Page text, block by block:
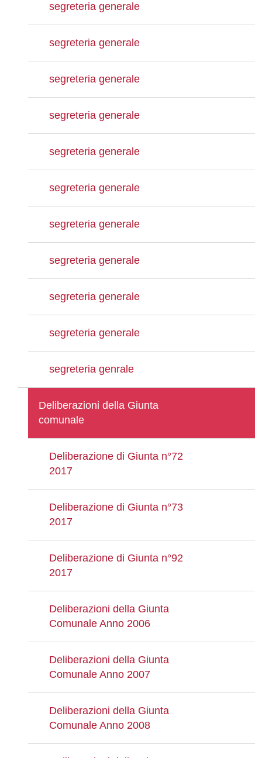
segreteria generale
segreteria generale
segreteria generale
segreteria generale
segreteria generale
segreteria generale
segreteria generale
segreteria generale
segreteria generale
segreteria generale
segreteria genrale
Deliberazioni della Giunta
comunale
Deliberazione di Giunta n°72
2017
Deliberazione di Giunta n°73
2017
Deliberazione di Giunta n°92
2017
Deliberazioni della Giunta
Comunale Anno 2006
Deliberazioni della Giunta
Comunale Anno 2007
Deliberazioni della Giunta
Comunale Anno 2008